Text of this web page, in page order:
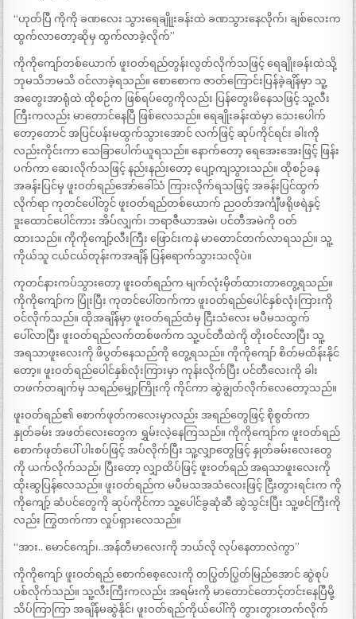
“ဟုတ်ပြီ ကိုကို ခဏလေး သွားရေချိုုးခန်းထဲ ခဏသွားနေလိုက်၊ ချစ်လေးက
ထွက်လာတော့ဆိုမှ ထွက်လာခဲ့လိုက်”
ကိုကိုကျော်တစ်ယောက် ဖူးဝတ်ရည်တွန်းလွတ်လိုက်သဖြင့် ရေချိုးခန်းထဲသို့
ဘုမသိဘမသိ ဝင်လာခဲ့ရသည်။ စောစောက ဇာတ်ကြောင်းပြန်ခဲ့ချိန်မှာ သူ့
အတွေးအာရုံထဲ ထိုစဉ်က ဖြစ်ရပ်တွေကိုလည်း ပြန်တွေးမိနေသဖြင့် သူ့လီး
ကြီးကလည်း မာတောင်နေပြီ ဖြစ်လေသည်။ ရေချိုးခန်းထဲမှာ သေးပေါက်
တော့တောင် အပြင်ပန်းမထွက်သွားအောင် လက်ဖြင့် ဆုပ်ကိုင်ရင်း ခါးကို
လည်းကိုင်းကာ သေခြာပေါက်ယူရသည်။ နောက်တော့ ရေအေးအေးဖြင့် ဖြန်း
ပက်ကာ ဆေးလိုက်သဖြင့် နည်းနည်းတော့ ပျော့ကျသွားသည်။ ထိုစဉ်ခန
အခန်းပြင်မှ ဖူးဝတ်ရည်အော်ခေါ်သံ ကြားလိုက်ရသဖြင့် အခန်းပြင်ထွက်
လိုက်ရာ ကုတင်ပေါ်တွင် ဖူးဝတ်ရည်တစ်ယောက် ညဝတ်အင်္ကျီဖရိုဖရဲနှင့်
ဒူးထောင်ပေါင်ကား အိပ်လျှက်၊ ဘရာဇီယာအမဲ၊ ပင်တီအမဲကို ဝတ်
ထားသည်။ ကိုကိုကျော့်လီးကြီး ဖြောင်းကနဲ မာတောင်တက်လာရသည်။ သူ့
ကိုယ်သူ ငယ်ငယ်တုန်းကအချိန် ပြန်ရောက်သွားသလိုပဲ။
ကုတင်နားကပ်သွားတော့ ဖူးဝတ်ရည်က မျက်လုံးမှိတ်ထားတာတွေ့ရသည်။
ကိုကိုကျော်က ပြုံးပြီး ကုတင်ပေါ်တက်ကာ ဖူးဝတ်ရည်ပေါင်နှစ်လုံးကြားကို
ဝင်လိုက်သည်။ ထိုအချိန်မှာ ဖူးဝတ်ရည်ထံမှ ငြီးသံလေး မပီမသထွက်
ပေါ်လာပြီး ဖူးဝတ်ရည်လက်တစ်ဖက်က သူ့ပင်တီထဲကို တိုးဝင်လာပြီး သူ့
အရသာဖူးလေးကို ဖိပွတ်နေသည်ကို တွေ့ရသည်။ ကိုကိုကျော် စိတ်မထိန်းနိုင်
တော့။ ဖူးဝတ်ရည်ပေါင်နှစ်လုံးကြားမှာ ကုန်းလိုက်ပြီး ပင်တီလေးကို ခါး
တဖက်တချက်မှ သရည်မျှော့ကြိုးကို ကိုင်ကာ ဆွဲချွတ်လိုက်လေတော့သည်။
ဖူးဝတ်ရည်၏ စောက်ဖုတ်ကလေးမှာလည်း အရည်တွေဖြင့် စိုစွတ်ကာ
နှုတ်ခမ်း အဖတ်လေးတွေက ရွှမ်းလဲ့နေကြသည်။ ကိုကိုကျော်က ဖူးဝတ်ရည်
စောက်ဖုတ်ပေါ် ပါးစပ်ဖြင့် အပ်လိုက်ပြီး သူ့လျှာတွေဖြင့် နှုတ်ခမ်းလေးတွေ
ကို ယက်လိုက်သည်၊ ပြီးတော့ လျှာထိပ်ဖြင့် ဖူးဝတ်ရည် အရသာဖူးလေးကို
ထိုးဆွပြန်လေသည်။ ဖူးဝတ်ရည်က မပီမသအသံလေးဖြင့် ငြီးတွားရင်းက ကို
ကိုကျော့် ဆံပင်တွေကို ဆုပ်ကိုင်ကာ သူ့ပေါင်ခွဆုံဆီ ဆွဲသွင်းပြီး သူ့ဖင်ကြီးကို
လည်း ကြွတက်ကာ လှုပ်ရှားလေသည်။
“အား.. မောင်ကျော်၊..အန်တီမာလေးကို ဘယ်လို လုပ်နေတာလဲကွာ”
ကိုကိုကျော် ဖူးဝတ်ရည် စောက်စေ့လေးကို တပြွတ်ပြွတ်မြည်အောင် ဆွဲစုပ်
ပစ်လိုက်သည်။ သူ့လီးကြီးကလည်း အရမ်းကို မာတောင်တောင့်တင်းနေပြီမို့
သိပ်ကြာကြာ အချိန်မဆွဲနိုင်၊ ဖူးဝတ်ရည်ကိုယ်ပေါ်ကို တွားတွားတက်လိုက်